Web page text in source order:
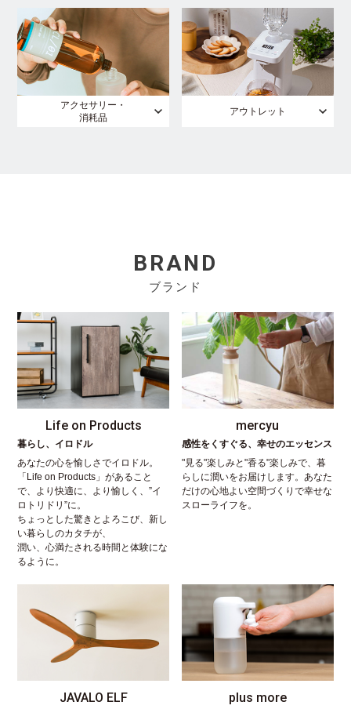
アクセサリー・
消耗品
アウトレット
BRAND
ブランド
Life on Products
暮らし、イロドル
あなたの心を愉しさでイロドル。
「Life on Products」があること
で、より快適に、より愉しく、”イ
ロトリドリ”に。
ちょっとした驚きとよろこび、新し
い暮らしのカタチが、
潤い、心満たされる時間と体験にな
るように。
mercyu
感性をくすぐる、幸せのエッセンス
"見る"楽しみと"香る"楽しみで、暮
らしに潤いをお届けします。あなた
だけの心地よい空間づくりで幸せな
スローライフを。
JAVALO ELF plus more